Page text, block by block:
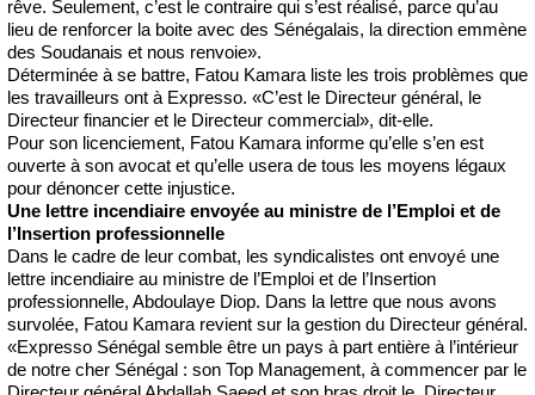
rêve. Seulement, c’est le contraire qui s’est réalisé, parce qu’au
lieu de renforcer la boite avec des Sénégalais, la direction emmène
des Soudanais et nous renvoie».
Déterminée à se battre, Fatou Kamara liste les trois problèmes que
les travailleurs ont à Expresso. «C’est le Directeur général, le
Directeur financier et le Directeur commercial», dit-elle.
Pour son licenciement, Fatou Kamara informe qu’elle s’en est
ouverte à son avocat et qu’elle usera de tous les moyens légaux
pour dénoncer cette injustice.
Une lettre incendiaire envoyée au ministre de l’Emploi et de
l’Insertion professionnelle
Dans le cadre de leur combat, les syndicalistes ont envoyé une
lettre incendiaire au ministre de l’Emploi et de l’Insertion
professionnelle, Abdoulaye Diop. Dans la lettre que nous avons
survolée, Fatou Kamara revient sur la gestion du Directeur général.
«Expresso Sénégal semble être un pays à part entière à l’intérieur
de notre cher Sénégal : son Top Management, à commencer par le